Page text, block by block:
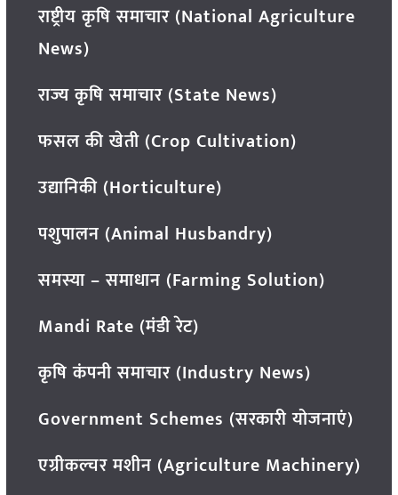
राष्ट्रीय कृषि समाचार (National Agriculture
News)
राज्य कृषि समाचार (State News)
फसल की खेती (Crop Cultivation)
उद्यानिकी (Horticulture)
पशुपालन (Animal Husbandry)
समस्या – समाधान (Farming Solution)
Mandi Rate (मंडी रेट)
कृषि कंपनी समाचार (Industry News)
Government Schemes (सरकारी योजनाएं)
एग्रीकल्चर मशीन (Agriculture Machinery)